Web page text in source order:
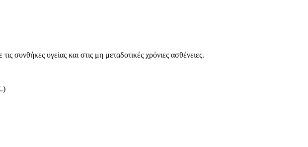
συνθήκες υγείας και στις μη μεταδοτικές χρόνιες ασθένειες.